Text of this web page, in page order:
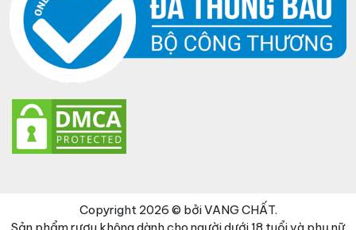
Copyright 2026 © bởi VANG CHẤT.